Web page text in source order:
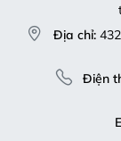
Địa chỉ:
Điện